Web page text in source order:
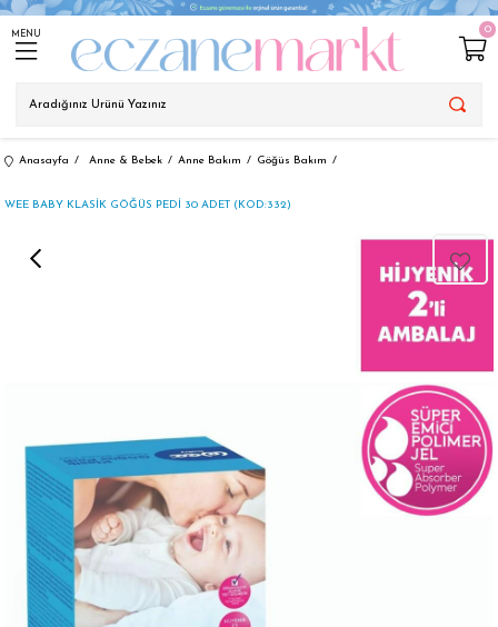
MENU 0
Anasayfa Anne & Bebek Anne Bakım Göğüs Bakım
WEE BABY KLASİK GÖĞÜS PEDİ 30 ADET (KOD:332)